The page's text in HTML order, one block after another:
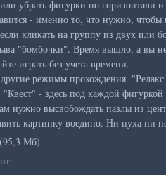
убрать фигурки по горизонтали
- именно то, что нужно,
кликать на группу из двух или
"бомбочки". Время вышло, а вы не
играть без учета времени.
режимы прохождения.
"Квест" - здесь под каждой
нужно высвобождать пазлы из
картинку воедино. Ни пуха ни
Мб)